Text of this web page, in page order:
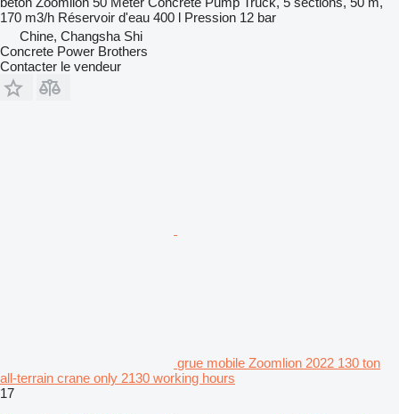
170 m3/h Réservoir d'eau 400 l Pression 12 bar
Chine, Changsha Shi
Concrete Power Brothers
Contacter le vendeur
grue mobile Zoomlion 2022 130 ton
all-terrain crane only 2130 working hours
17